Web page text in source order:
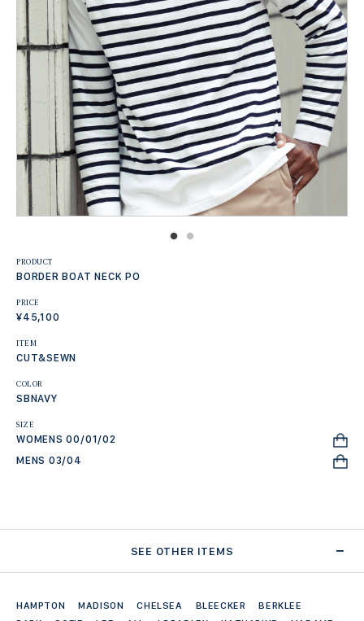
PRODUCT
BORDER BOAT NECK PO
PRICE
¥45,100
ITEM
CUT&SEWN
COLOR
SBNAVY
SIZE
WOMENS 00/01/02
MENS 03/04
SEE OTHER ITEMS
HAMPTON MADISON CHELSEA BLEECKER
BERKLEE